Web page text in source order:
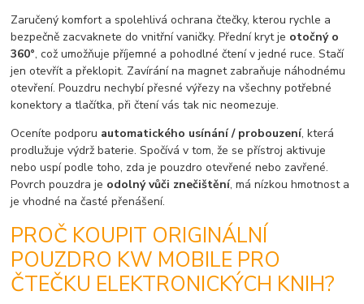
Zaručený komfort a spolehlivá ochrana čtečky, kterou rychle a
bezpečně zacvaknete do vnitřní vaničky. Přední kryt je otočný o
360°, což umožňuje příjemné a pohodlné čtení v jedné ruce. Stačí
jen otevřít a překlopit. Zavírání na magnet zabraňuje náhodnému
otevření. Pouzdru nechybí přesné výřezy na všechny potřebné
konektory a tlačítka, při čtení vás tak nic neomezuje.
Oceníte podporu automatického usínání / probouzení, která
prodlužuje výdrž baterie. Spočívá v tom, že se přístroj aktivuje
nebo uspí podle toho, zda je pouzdro otevřené nebo zavřené.
Povrch pouzdra je odolný vůči znečištění, má nízkou hmotnost a
je vhodné na časté přenášení.
PROČ KOUPIT ORIGINÁLNÍ
POUZDRO KW MOBILE PRO
ČTEČKU ELEKTRONICKÝCH KNIH?